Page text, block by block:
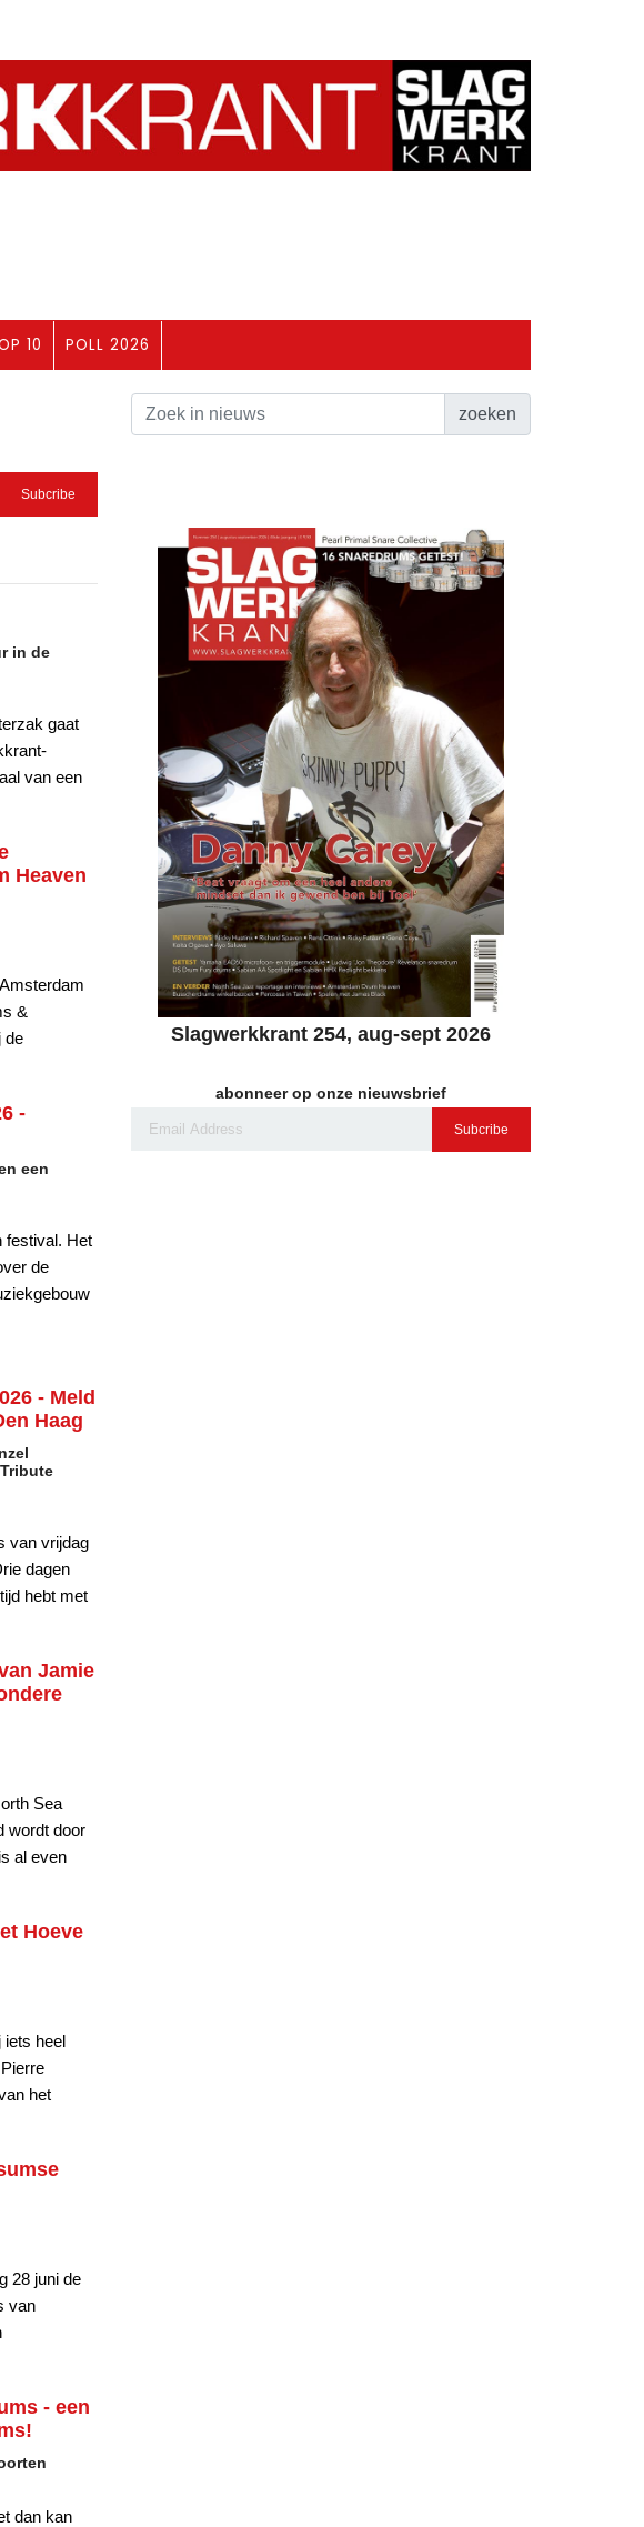
10 POLL 2026
Subcribe
in de
gaat
van een
Heaven
&
de
-
een
festival. Het
de
- Meld
Haag
van vrijdag
dagen
hebt met
Jamie
Sea
wordt door
al even
Hoeve
iets heel
het
28 juni de
van
- een
dan kan
zoeken
Slagwerkkrant 254, aug-sept 2026
abonneer op onze nieuwsbrief
Subcribe